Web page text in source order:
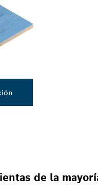
de la